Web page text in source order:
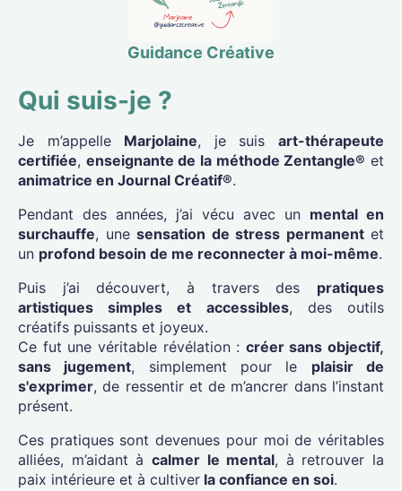
Guidance Créative
Qui suis-je ?
Je m’appelle Marjolaine, je suisart-thérapeute
certifiée, enseignante de la méthode Zentangle® et
animatrice en Journal Créatif®.
Pendant des années, j’ai vécu avec un mental en
surchauffe, une sensation de stress permanentet
un profond besoin de me reconnecter à moi-même.
Puis j’ai découvert, à travers des pratiques
artistiques simples et accessibles, des outils
créatifs puissants et joyeux.
Ce fut une véritable révélation : créer sans objectif,
sans jugement, simplement pour le plaisir de
s'exprimer, de ressentir et de m’ancrer dans l’instant
présent.
Ces pratiques sont devenues pour moi de véritables
alliées, m’aidant à calmer le mental, à retrouver la
paix intérieure et à cultiver la confiance en soi.